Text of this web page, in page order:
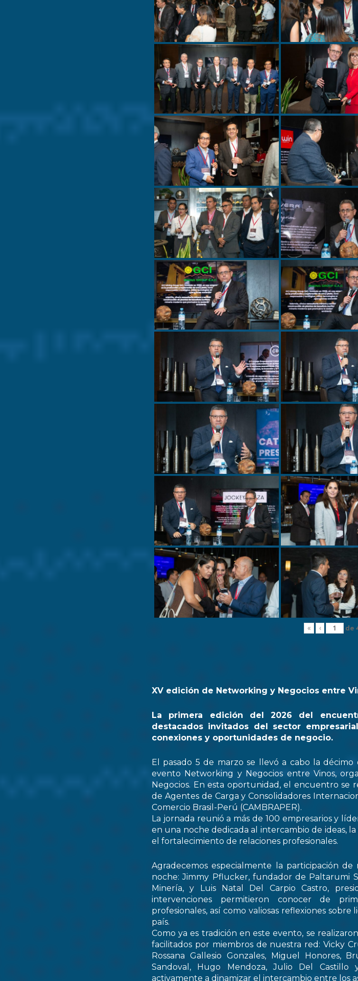
« ‹ de
XV edición de Networking y Negocios entre
La primera edición del 2026 del
destacados invitados del sector
conexiones y oportunidades de negocio.
El pasado 5 de marzo se llevó a cabo la
evento Networking y Negocios entre Vinos,
Negocios. En esta oportunidad, el encuentro se
de Agentes de Carga y Consolidadores
Comercio Brasil-Perú (CAMBRAPER).
La jornada reunió a más de 100 empresarios y
en una noche dedicada al intercambio de ideas,
el fortalecimiento de relaciones profesionales.
Agradecemos especialmente la participación
noche: Jimmy Pflucker, fundador de Paltarumi
Minería, y Luis Natal Del Carpio Castro,
intervenciones permitieron conocer de
profesionales, así como valiosas reflexiones
país.
Como ya es tradición en este evento, se
facilitados por miembros de nuestra red: Vicky
Rossana Gallesio Gonzales, Miguel Honores,
Sandoval, Hugo Mendoza, Julio Del Castillo
activamente a dinamizar el intercambio entre los